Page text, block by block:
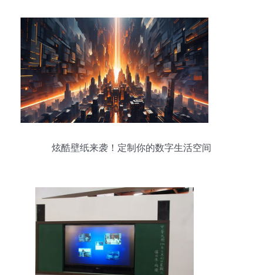
炫酷壁纸来袭！定制你的数字生活空间